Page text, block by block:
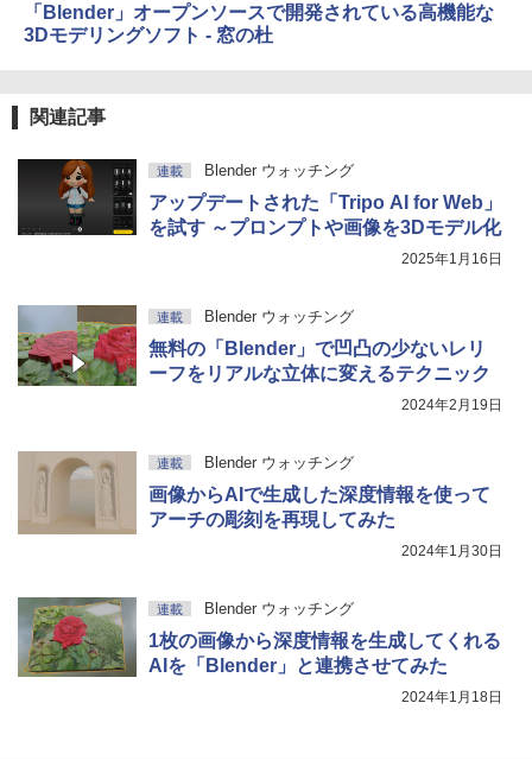
「Blender」オープンソースで開発されている高機能な
3Dモデリングソフト - 窓の杜
関連記事
連載 Blender ウォッチング
アップデートされた「Tripo AI for Web」
を試す ～プロンプトや画像を3Dモデル化
2025年1月16日
連載 Blender ウォッチング
無料の「Blender」で凹凸の少ないレリ
ーフをリアルな立体に変えるテクニック
2024年2月19日
連載 Blender ウォッチング
画像からAIで生成した深度情報を使って
アーチの彫刻を再現してみた
2024年1月30日
連載 Blender ウォッチング
1枚の画像から深度情報を生成してくれる
AIを「Blender」と連携させてみた
2024年1月18日